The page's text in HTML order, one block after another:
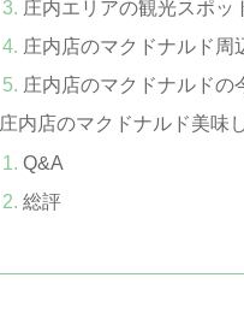
庄内エリアの観光スポッ
庄内店のマクドナルド周
庄内店のマクドナルドの
庄内店のマクドナルド美味
Q&A
総評